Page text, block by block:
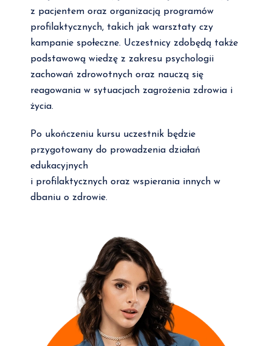
z pacjentem oraz organizacją programów
profilaktycznych, takich jak warsztaty czy
kampanie społeczne. Uczestnicy zdobędą także
podstawową wiedzę z zakresu psychologii
zachowań zdrowotnych oraz nauczą się
reagowania w sytuacjach zagrożenia zdrowia i
życia.
Po ukończeniu kursu uczestnik będzie
przygotowany do prowadzenia działań
edukacyjnych
i profilaktycznych oraz wspierania innych w
dbaniu o zdrowie.